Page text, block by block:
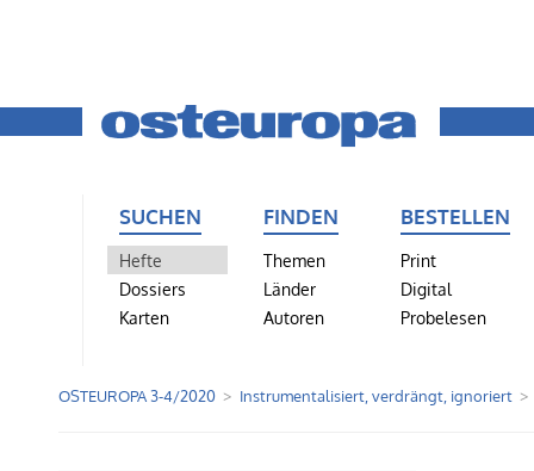
SUCHEN
Hefte
Dossiers
Karten
FINDEN
Themen
Länder
Autoren
BESTELLEN
Print
Digital
Probelesen
OSTEUROPA 3-4/2020 Instrumentalisiert, verdrängt, ignoriert